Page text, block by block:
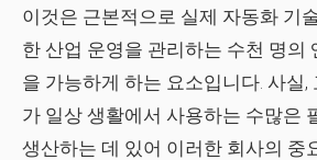
이것은 근본적으로 실제 자동화 기
한 산업 운영을 관리하는 수천 명의
을 가능하게 하는 요소입니다. 사실,
가 일상 생활에서 사용하는 수많은
생산하는 데 있어 이러한 회사의 중